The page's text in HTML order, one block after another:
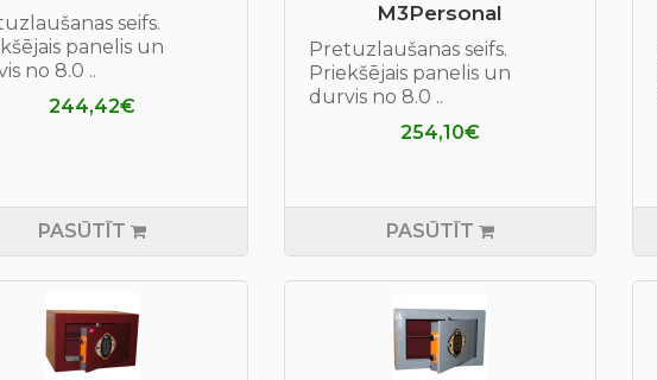
seifs.
panelis un
no 8.0 ..
244,42€
PASŪTĪT
М3Personal
Pretuzlaušanas seifs.
Priekšējais panelis un
durvis no 8.0 ..
254,10€
PASŪTĪT